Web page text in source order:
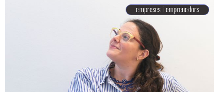
empreses i emprenedors